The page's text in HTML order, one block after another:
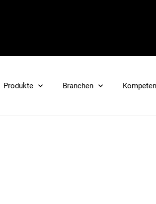
Produkte Branchen